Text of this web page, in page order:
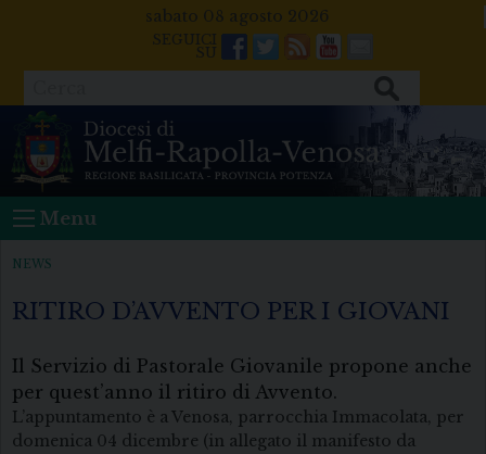
sabato 08 agosto 2026
Facebook
Twitter
FeedsYoutube
Mail
Menu
NEWS
RITIRO D’AVVENTO PER I GIOVANI
Il Servizio di Pastorale Giovanile propone anche
per quest’anno il ritiro di Avvento.
L’appuntamento è a Venosa, parrocchia Immacolata, per
domenica 04 dicembre (in allegato il manifesto da